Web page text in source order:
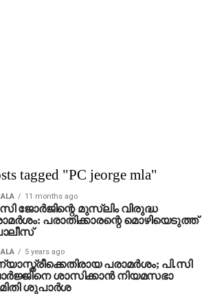
tagged "PC jeorge mla"
11 months ago
സി ജോര്‍ജിന്റെ മുസ്‌ലിം വിരുദ്ധ
പരാതിക്കാരന്റെ മൊഴിയെടുത്ത്
5 years ago
പരാമര്‍ശം; പി.സി
ശാസിക്കാന്‍ നിയമസഭാ
ശുപാര്‍ശ